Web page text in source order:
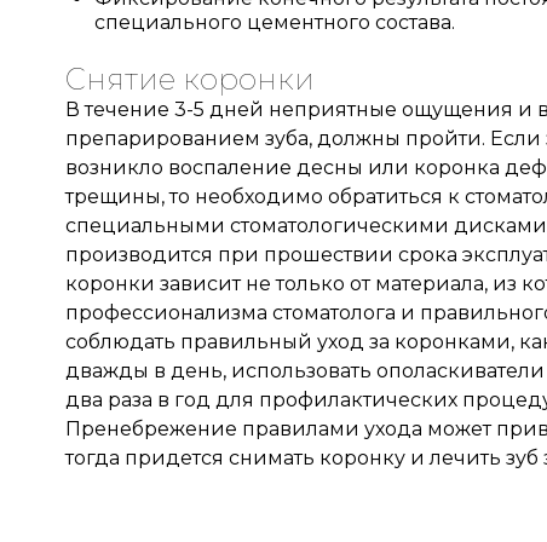
Записаться на приём
специального цементного состава.
Снятие коронки
В течение 3-5 дней неприятные ощущения и
препарированием зуба, должны пройти. Если
возникло воспаление десны или коронка
трещины, то необходимо обратиться к
специальными стоматологическими
производится при прошествии срока
коронки зависит не только от материала, из
профессионализма стоматолога и
соблюдать правильный уход за коронками,
дважды в день, использовать
два раза в год для профилактических
Пренебрежение правилами ухода может
тогда придется снимать коронку и лечить зуб